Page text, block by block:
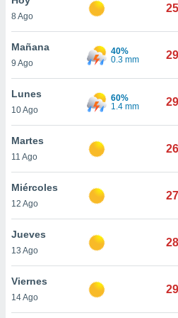
en
más
nuestra
de
cookies
aceptar
8 Ago
Mañana
9 Ago
40%
0.3 mm
Lunes
10 Ago
60%
1.4 mm
Martes
11 Ago
Miércoles
12 Ago
Jueves
13 Ago
Viernes
14 Ago